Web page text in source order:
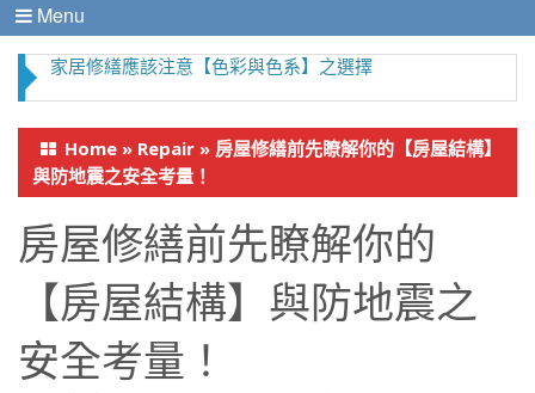
Menu
家居修繕應該注意【色彩與色系】之選擇
Home » Repair » 房屋修繕前先瞭解你的【房屋結構】
與防地震之安全考量！
房屋修繕前先瞭解你的
【房屋結構】與防地震之
安全考量！